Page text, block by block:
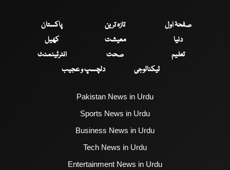
صفحۂ اول تازہ ترین
پاکستان
دنیا
معیشت
کھیل
تعلیم
صحت
انٹرٹینمنٹ
ٹیکنالوجی
دلچسپ و عجیب
Pakistan News in Urdu
Sports News in Urdu
Business News in Urdu
Tech News in Urdu
Entertainment News in Urdu